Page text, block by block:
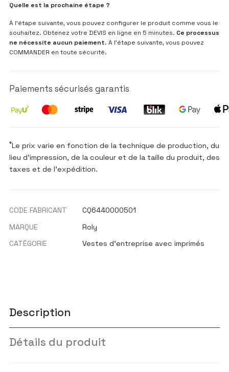
Quelle est la prochaine étape ?
À l’étape suivante, vous pouvez configurer le produit comme vous le
souhaitez. Obtenez votre DEVIS en ligne en 5 minutes. Ce processus
ne nécessite aucun paiement. À l’étape suivante, vous pouvez
COMMANDER en toute sécurité.
Paiements sécurisés garantis
*Le prix varie en fonction de la technique de production, du
lieu d'impression, de la couleur et de la taille du produit, des
taxes et de l'expédition.
CODE FABRICANT
CQ6440000501
MARQUE
Roly
CATÉGORIE
Vestes d'entreprise avec imprimés
Description
Détails du produit